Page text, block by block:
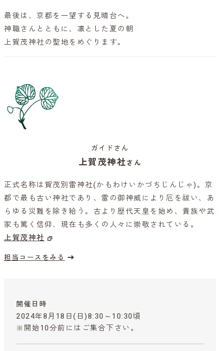
最後は、京都を一望する見晴台へ。
神職さんとともに、凛とした夏の朝
上賀茂神社の聖地をめぐります。
ガイドさん
上賀茂神社さん
正式名称は賀茂別雷神社(かもわけいかづちじんじゃ)。京
都で最も古い神社であり、雷の御神威により厄を祓い、あ
らゆる災難を除き給う。古より歴代天皇を始め、貴族や武
家も篤く信仰、現在も多くの人々に崇敬されている。
上賀茂神社
担当コースをみる
開催日時
2024年8月18日(日)8:30～10:30頃
※開始10分前にはご集合下さい。